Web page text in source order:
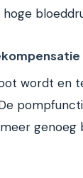
wordt en
genoeg